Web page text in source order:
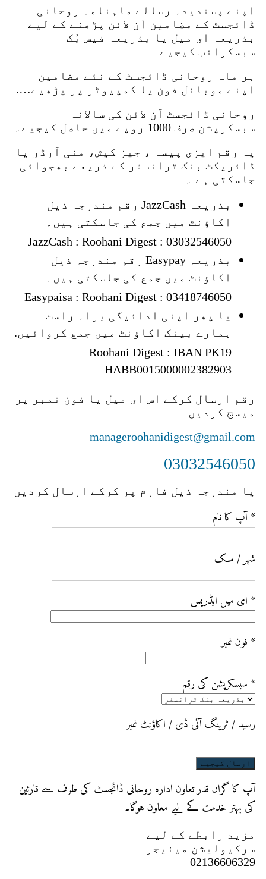
اپنے پسندیدہ رسالے ماہنامہ روحانی
ڈائجسٹ کے مضامین آن لائن پڑھنے کے لیے
بذریعہ ای میل یا بذریعہ فیس بُک
سبسکرائب کیجیے
ہر ماہ روحانی ڈائجسٹ کے نئے مضامین
اپنے موبائل فون یا کمپیوٹر پر پڑھیے….
روحانی ڈائجسٹ آن لائن کی سالانہ
سبسکرپشن صرف 1000 روپے میں حاصل کیجیے۔
یہ رقم ایزی پیسہ ، جیز کیش، منی آرڈر یا
ڈائریکٹ بنک ٹرانسفر کے ذریعے بھجوائی
جاسکتی ہے ۔
بذریعہ JazzCash رقم مندرجہ ذیل
اکاؤنٹ میں جمع کی جاسکتی ہیں۔
JazzCash : Roohani Digest : 03032546050
بذریعہ Easypay رقم مندرجہ ذیل
اکاؤنٹ میں جمع کی جاسکتی ہیں۔
Easypaisa : Roohani Digest : 03418746050
یا پھر اپنی ادائیگی براہ راست
ہمارے بینک اکاؤنٹ میں جمع کروائیں.
Roohani Digest : IBAN PK19
HABB0015000002382903
رقم ارسال کرکے اس ای میل یا فون نمبر پر
میسج کردیں
manageroohanidigest@gmail.com
03032546050
یا مندرجہ ذیل فارم پر کرکے ارسال کردیں
آپ کا نام *
شہر / ملک
ای میل ایڈریس *
فون نمبر *
سبسکرپشن کی رقم *
رسید / ٹرینگ آئی ڈی / اکاؤنٹ نمبر
آپ کا گراں قدر تعاون ادارہ روحانی ڈائجسٹ کی طرف سے قارئین
کی بہتر خدمت کے لیے معاون ہوگا۔
مزید رابطے کے لیے
سرکیولیشن مینیجر
02136606329